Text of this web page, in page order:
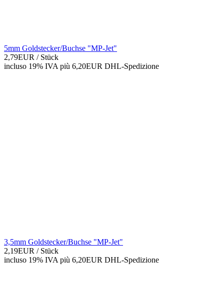
5mm Goldstecker/Buchse "MP-Jet"
2,79EUR / Stück
incluso 19% IVA più 6,20EUR DHL-Spedizione
3,5mm Goldstecker/Buchse "MP-Jet"
2,19EUR / Stück
incluso 19% IVA più 6,20EUR DHL-Spedizione